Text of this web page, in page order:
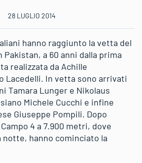
28 LUGLIO 2014
hanno raggiunto la vetta del
Pakistan, a 60 anni dalla prima
realizzata da Achille
Lacedelli. In vetta sono arrivati
Tamara Lunger e Nikolaus
Michele Cucchi e infine
Giuseppe Pompili. Dopo
4 a 7.900 metri, dove
notte, hanno cominciato la